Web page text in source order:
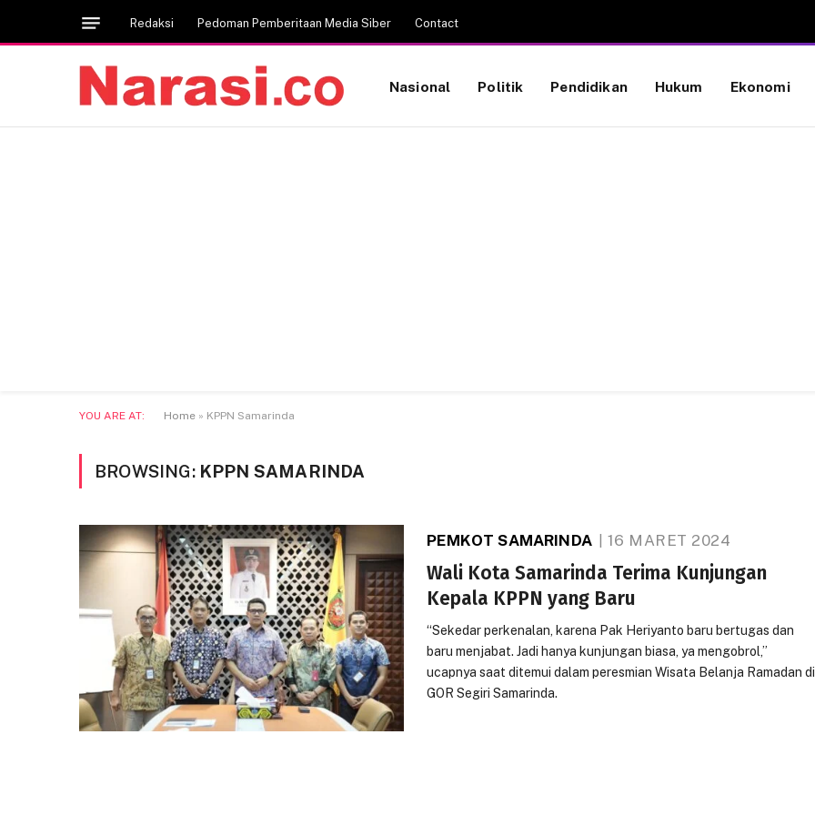
Redaksi Pedoman Pemberitaan Media Siber Contact
Nasional Politik Pendidikan Hukum Ekonomi
YOU ARE AT: Home » KPPN Samarinda
BROWSING: KPPN SAMARINDA
PEMKOT SAMARINDA 16 MARET 2024
Wali Kota Samarinda Terima Kunjungan
Kepala KPPN yang Baru
“Sekedar perkenalan, karena Pak Heriyanto baru bertugas dan
baru menjabat. Jadi hanya kunjungan biasa, ya mengobrol,”
ucapnya saat ditemui dalam peresmian Wisata Belanja Ramadan di
GOR Segiri Samarinda.